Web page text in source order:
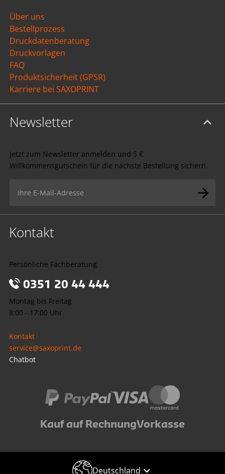
Über uns
Bestellprozess
Druckdatenberatung
Druckvorlagen
FAQ
Produktsicherheit (GPSR)
Karriere bei SAXOPRINT
Newsletter
Jetzt zum Newsletter anmelden und 5 €
Willkommensgutschein für die nächste Bestellung sichern.
Kontakt
Persönliche Fachberatung
0351 20 44 444
Montag bis Freitag
8:00 - 17:00 Uhr
Kontakt
service@saxoprint.de
Chatbot
Kauf auf RechnungVorkasse
Deutschland